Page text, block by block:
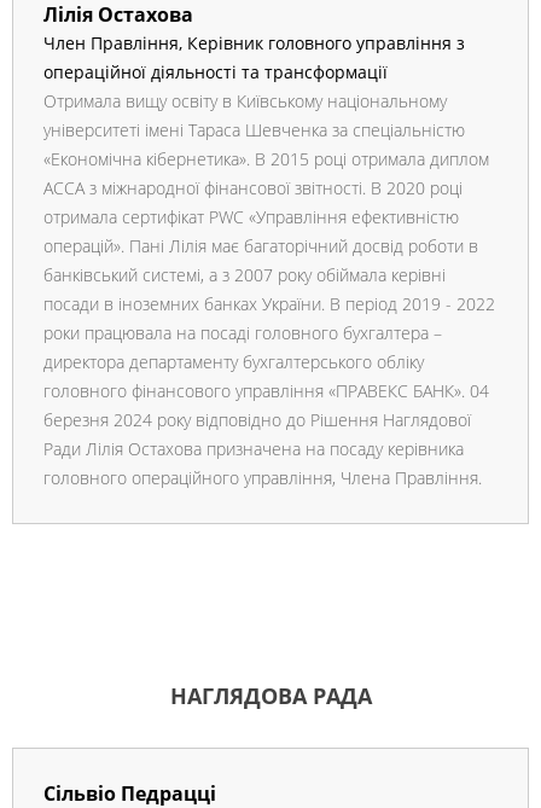
Лілія Остахова
Член Правління, Керівник головного управління з
операційної діяльності та трансформації
Отримала вищу освіту в Київському національному
університеті імені Тараса Шевченка за спеціальністю
«Економічна кібернетика». В 2015 році отримала диплом
АССА з міжнародної фінансової звітності. В 2020 році
отримала сертифікат PWC «Управління ефективністю
операцій». Пані Лілія має багаторічний досвід роботи в
банківський системі, а з 2007 року обіймала керівні
посади в іноземних банках України. В період 2019 - 2022
роки працювала на посаді головного бухгалтера –
директора департаменту бухгалтерського обліку
головного фінансового управління «ПРАВЕКС БАНК». 04
березня 2024 року відповідно до Рішення Наглядової
Ради Лілія Остахова призначена на посаду керівника
головного операційного управління, Члена Правління.
НАГЛЯДОВА РАДА
Сільвіо Педрацці